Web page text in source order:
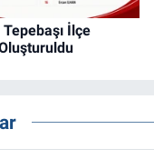
İlçe